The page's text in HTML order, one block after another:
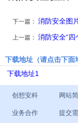
下一篇： 消防安全图
上一篇： 消防安全“四
下载地址（请点击下面
下载地址1
创想安科 网站
业务合作 提交